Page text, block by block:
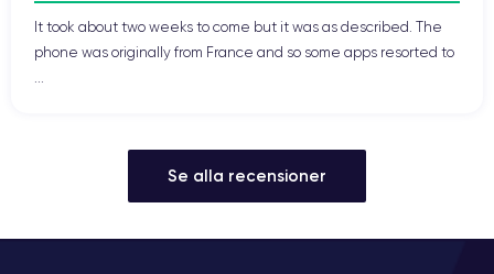
It took about two weeks to come but it was as described. The
phone was originally from France and so some apps resorted to
Se alla recensioner